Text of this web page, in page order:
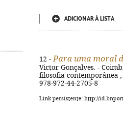
ADICIONAR À LISTA
12 - Para uma moral
Victor Gonçalves. -
filosofia contemporânea
978-972-44-2705-8
Link persistente: http://